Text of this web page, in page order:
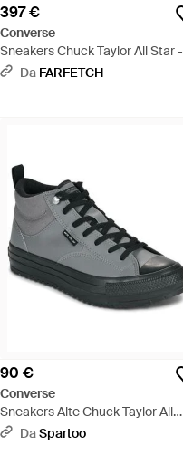
397 €
Converse
Sneakers Chuck Taylor All Star -
Bianco
Da FARFETCH
90 €
Converse
Sneakers Alte Chuck Taylor All
Star Malden Street Boot - Nero
DaSpartoo